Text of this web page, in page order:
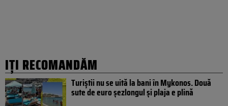
IȚI RECOMANDĂM
Turiștii nu se uită la bani în Mykonos. Două
sute de euro șezlongul și plaja e plină